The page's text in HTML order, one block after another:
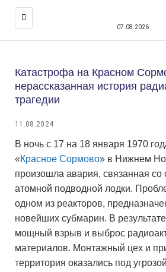
07.08.2026
Катастрофа на Красном
нерассказанная история
трагедии
11.08.2024
В ночь с 17 на 18 января 1970
«Красное Сормово» в Нижнем
произошла авария, связанная со
атомной подводной лодки.
одном из реакторов,
новейших субмарин. В
мощный взрыв и выброс
материалов. Монтажный цех и
территория оказались под